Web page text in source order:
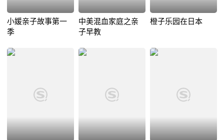
小媛亲子故事第一
季
中美混血家庭之亲
子早教
橙子乐园在日本